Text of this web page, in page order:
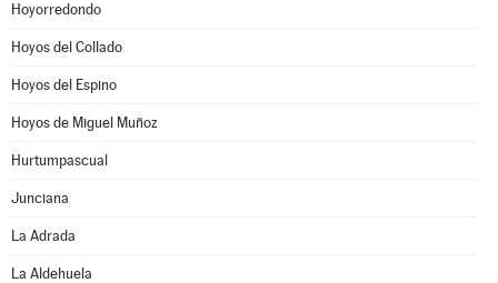
Hoyorredondo
Hoyos del Collado
Hoyos del Espino
Hoyos de Miguel Muñoz
Hurtumpascual
Junciana
La Adrada
La Aldehuela